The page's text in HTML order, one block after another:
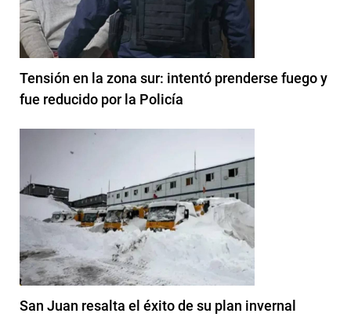
Tensión en la zona sur: intentó prenderse fuego y
fue reducido por la Policía
San Juan resalta el éxito de su plan invernal